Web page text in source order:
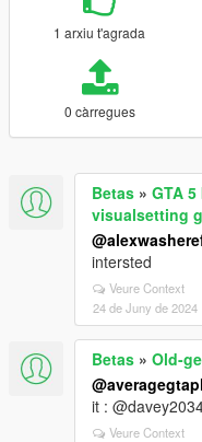
1 arxiu t'agrada
0 càrregues
Betas » GTA
visualsetting
intersted
Veure Context
24 de Juny de 2024
Betas » Old-
it :
Veure Context